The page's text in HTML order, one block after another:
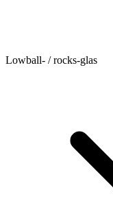
Lowball- / rocks-glas